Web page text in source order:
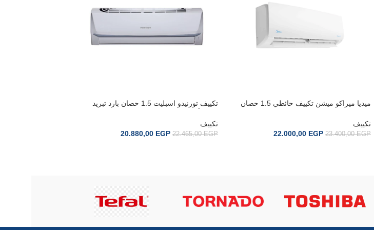
ميديا ميراكو ميشن تكييف حائطي 1.5 حصان
تكييف
23.400,00EGP
22.000,00 EGP
تكييف تورنيدو اسبليت 1.5 حصان بارد تبريد
تكييف
22.465,00EGP
20.880,00 EGP